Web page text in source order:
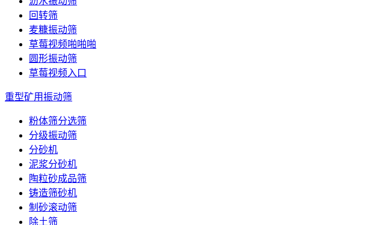
回转筛
麦糠振动筛
草莓视频啪啪啪
圆形振动筛
草莓视频入口
重型矿用振动筛
粉体筛分选筛
分级振动筛
分砂机
泥浆分砂机
陶粒砂成品筛
铸造筛砂机
制砂滚动筛
除土筛